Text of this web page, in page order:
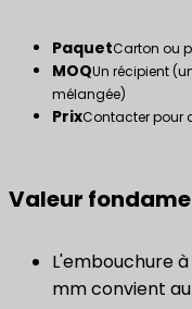
PaquetCarton ou
MOQUn récipient
mélangée)
PrixContacter pour
Valeur
L'embouchure
mm convient